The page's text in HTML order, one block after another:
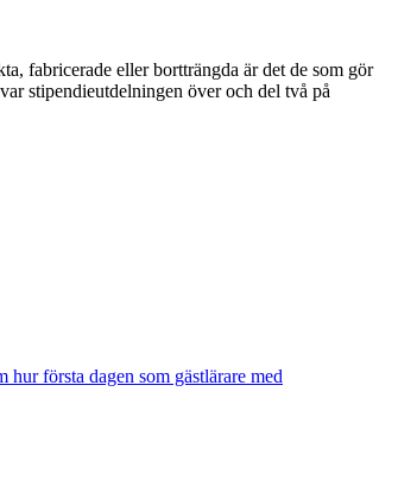
fabricerade eller bortträngda är det de som gör
stipendieutdelningen över och del två på
första dagen som gästlärare med